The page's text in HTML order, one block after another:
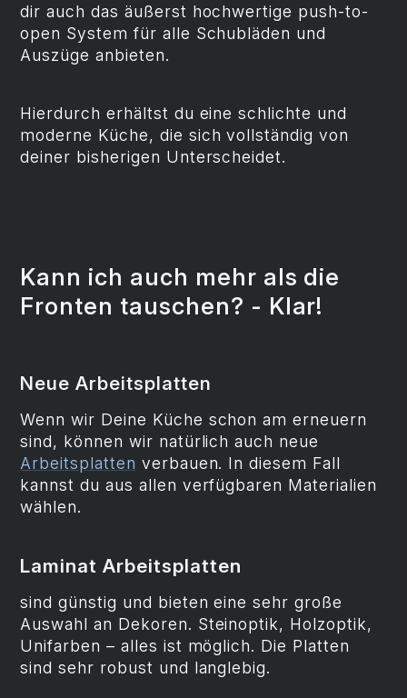
dir auch das äußerst hochwertige push-to-
open System für alle Schubläden und
Auszüge anbieten.
Hierdurch erhältst du eine schlichte und
moderne Küche, die sich vollständig von
deiner bisherigen Unterscheidet.
Kann ich auch mehr als die
Fronten tauschen? - Klar!
Neue Arbeitsplatten
Wenn wir Deine Küche schon am erneuern
sind, können wir natürlich auch neue
Arbeitsplatten verbauen. In diesem Fall
kannst du aus allen verfügbaren Materialien
wählen.
Laminat Arbeitsplatten
sind günstig und bieten eine sehr große
Auswahl an Dekoren. Steinoptik, Holzoptik,
Unifarben – alles ist möglich. Die Platten
sind sehr robust und langlebig.